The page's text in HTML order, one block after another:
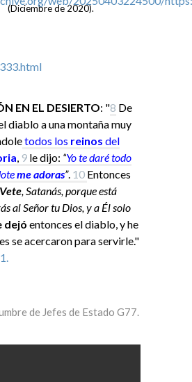
(Diciembre de 2020).
EN EL DESIERTO: "8 De
diablo a una montaña muy
todos los reinos del
9 le dijo: “Yote daré todo
me adoras”. 10 Entonces
Vete , Satanás, porque está
al Señor tu Dios, y a Él solo
dejó entonces el diablo, y he
se acercaron para servirle."
de Jefes de Estado G77.